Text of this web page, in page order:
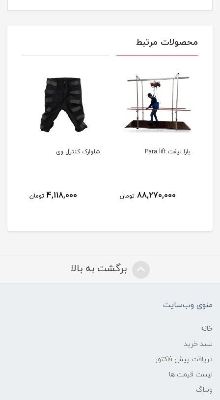
محصولات مرتبط
پارا لیفت Para lift
88,270,000 تومان
شلوارک کنترل وی
4,118,000 تومان
برگشت به بالا
منوی وب‌سایت
خانه
سبد خرید
دریافت پیش فاکتور
لیست قیمت ها
وبلاگ